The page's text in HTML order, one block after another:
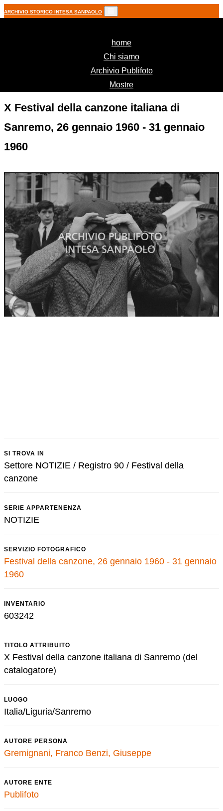
ARCHIVIO STORICO INTESA SANPAOLO
home(current)
Chi siamo
Archivio Publifoto
Mostre
X Festival della canzone italiana di
Sanremo, 26 gennaio 1960 - 31 gennaio
1960
SI TROVA IN
Settore NOTIZIE / Registro 90 / Festival della
canzone
SERIE APPARTENENZA
NOTIZIE
SERVIZIO FOTOGRAFICO
Festival della canzone, 26 gennaio 1960 - 31 gennaio
1960
INVENTARIO
603242
TITOLO ATTRIBUITO
X Festival della canzone italiana di Sanremo (del
catalogatore)
LUOGO
Italia/Liguria/Sanremo
AUTORE PERSONA
Gremignani, Franco Benzi, Giuseppe
AUTORE ENTE
Publifoto